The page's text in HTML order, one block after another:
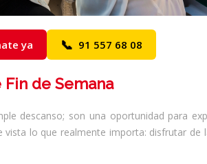
ya 📞 91 557 68 08
de Semana
descanso; son una oportunidad para
lo que realmente importa: disfrutar de